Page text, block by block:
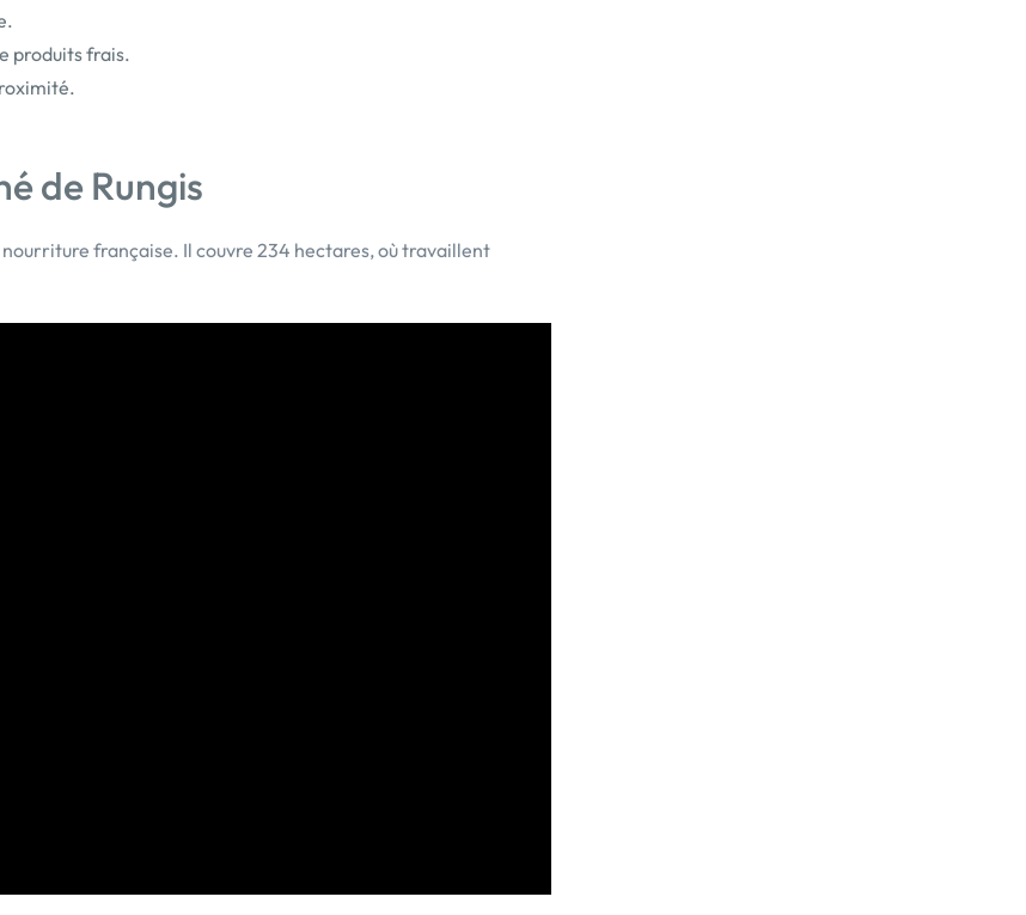
produits frais.
de Rungis
française. Il couvre 234 hectares, où travaillent